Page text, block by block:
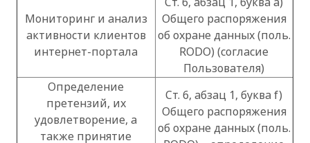
Мониторинг и анализ
активности клиентов
интернет-портала
Общего распоряжения
об охране данных (поль.
RODO) (согласие
Пользователя)
Определение
претензий, их
удовлетворение, а
также принятие
Ст. 6, абзац 1, буква f)
Общего распоряжения
об охране данных (поль.